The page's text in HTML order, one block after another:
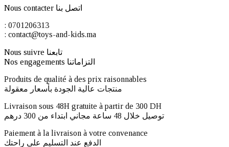
Nous contacter اتصل بنا
: 0701206313
: contact@toys-and-kids.ma
Nous suivre تابعنا
Nos engagements التزاماتنا
Produits de qualité à des prix raisonnables
منتجات عالية الجودة بأسعار معقولة
Livraison sous 48H gratuite à partir de 300 DH ​
توصيل خلال 48 ساعة مجاني ابتداء من 300 درهم
Paiement à la livraison à votre convenance
الدفع عند التسليم على راحتك